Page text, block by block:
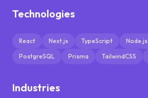
Technologies
React Next.js TypeScript Node.js
PostgreSQL
Prisma TailwindCSS
Industries